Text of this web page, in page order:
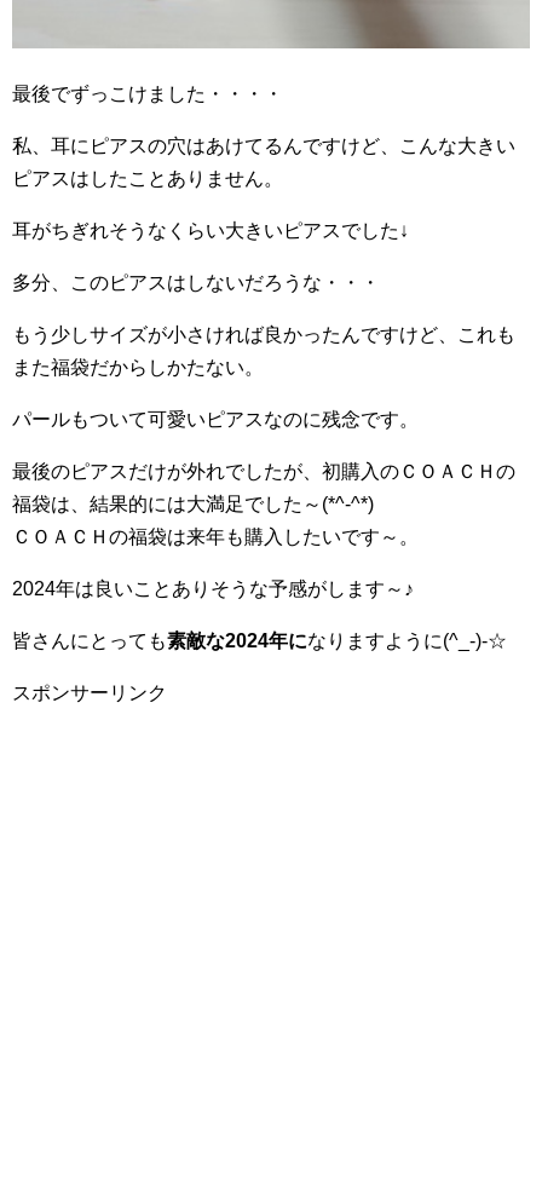
最後でずっこけました・・・・
私、耳にピアスの穴はあけてるんですけど、こんな大きい
ピアスはしたことありません。
耳がちぎれそうなくらい大きいピアスでした↓
多分、このピアスはしないだろうな・・・
もう少しサイズが小さければ良かったんですけど、これも
また福袋だからしかたない。
パールもついて可愛いピアスなのに残念です。
最後のピアスだけが外れでしたが、初購入のＣＯＡＣＨの
福袋は、結果的には大満足でした～(*^-^*)
ＣＯＡＣＨの福袋は来年も購入したいです～。
2024年は良いことありそうな予感がします～♪
皆さんにとっても素敵な2024年になりますように(^_-)-☆
スポンサーリンク